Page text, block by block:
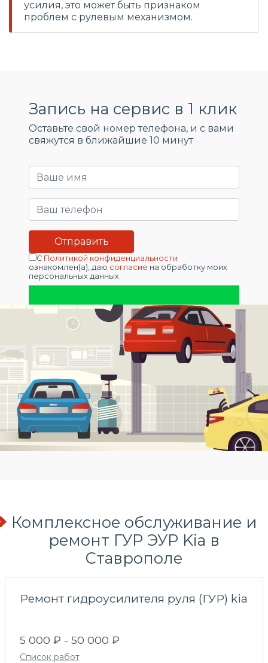
усилия, это может быть признаком
проблем с рулевым механизмом.
Запись на сервис в 1 клик
Оставьте свой номер телефона, и c вами
свяжутся в ближайшие 10 минут
С Политикой конфиденциальности
ознакомлен(а), даю согласие на обработку моих
персональных данных
Комплексное обслуживание и
ремонт ГУР ЭУР Kia в
Ставрополе
Ремонт гидроусилителя руля (ГУР) kia
5 000 ₽ - 50 000 ₽
Список работ